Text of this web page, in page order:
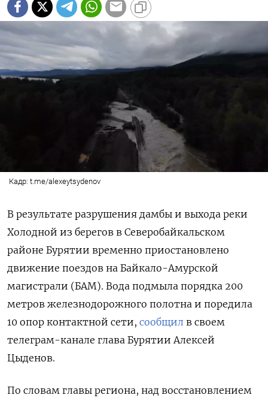
Кадр: t.me/alexeytsydenov
В результате разрушения дамбы и выхода реки
Холодной из берегов в Северобайкальском
районе Бурятии временно приостановлено
движение поездов на Байкало-Амурской
магистрали (БАМ). Вода подмыла порядка 200
метров железнодорожного полотна и поредила
10 опор контактной сети, сообщил в своем
телеграм-канале глава Бурятии Алексей
Цыденов.
По словам главы региона, над восстановлением